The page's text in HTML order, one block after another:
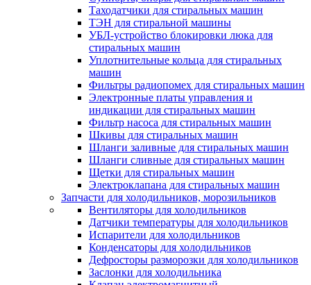
Таходатчики для стиральных машин
ТЭН для стиральной машины
УБЛ-устройство блокировки люка для
стиральных машин
Уплотнительные кольца для стиральных
машин
Фильтры радиопомех для стиральных машин
Электронные платы управления и
индикации для стиральных машин
Фильтр насоса для стиральных машин
Шкивы для стиральных машин
Шланги заливные для стиральных машин
Шланги сливные для стиральных машин
Щетки для стиральных машин
Электроклапана для стиральных машин
Запчасти для холодильников, морозильников
Вентиляторы для холодильников
Датчики температуры для холодильников
Испарители для холодильников
Конденсаторы для холодильников
Дефросторы разморозки для холодильников
Заслонки для холодильника